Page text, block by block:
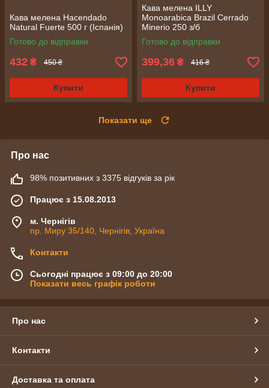
Кава мелена Hacendado
Natural Fuerte 500 г (Іспанія)
Готово до відправки
432 ₴ 450 ₴
Купити
Кава мелена ILLY
Monoarabica Brazil Cerrado
Minerio 250 з/б
Готово до відправки
399,36 ₴ 416 ₴
Купити
Показати ще
Про нас
98% позитивних з 3375 відгуків за рік
Працює з 15.08.2013
м. Чернігів
пр. Миру 35/140, Чернігів, Україна
Контакти
Сьогодні працює з 09:00 до 20:00
Показати весь графік роботи
Про нас
Контакти
Доставка та оплата